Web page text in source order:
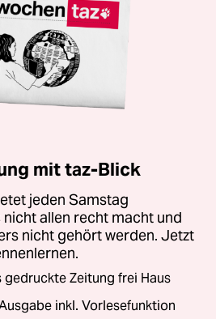
mit taz-Blick
jeden Samstag
allen recht macht und
nicht gehört werden. Jetzt
Zeitung frei Haus
inkl. Vorlesefunktion